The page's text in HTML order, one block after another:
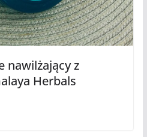
nawilżający z
Herbals